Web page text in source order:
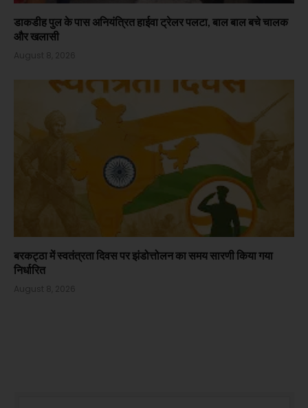
डाकडीह पुल के पास अनियंत्रित हाईवा ट्रेलर पलटा, बाल बाल बचे चालक
और खलासी
August 8, 2026
बरकट्ठा में स्वतंत्रता दिवस पर झंडोत्तोलन का समय सारणी किया गया
निर्धारित
August 8, 2026